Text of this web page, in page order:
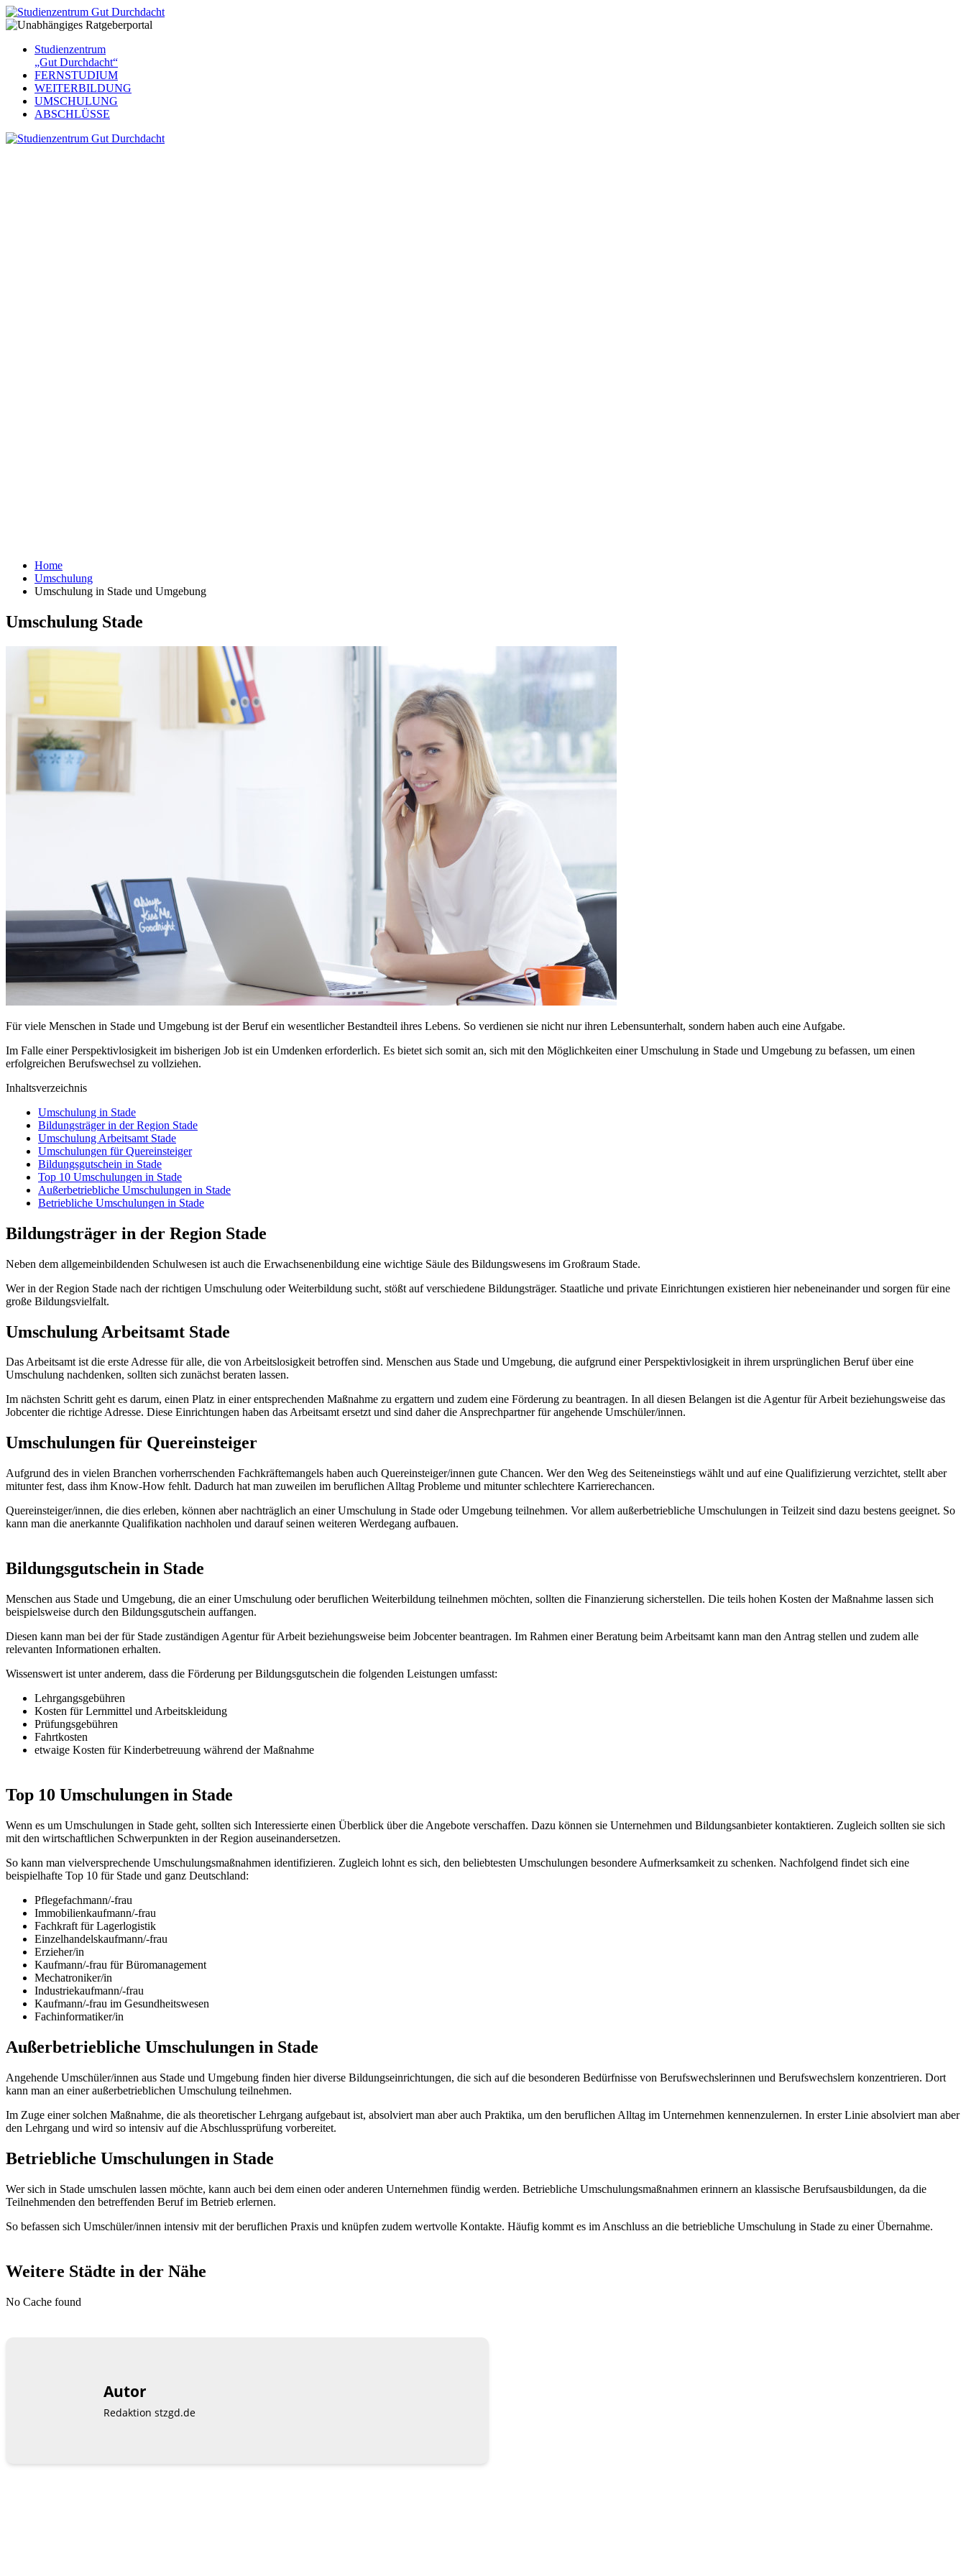
Studienzentrum
„Gut Durchdacht“
FERNSTUDIUM
WEITERBILDUNG
UMSCHULUNG
ABSCHLÜSSE
Home
Umschulung
Umschulung in Stade und Umgebung
Umschulung Stade
Für viele Menschen in Stade und Umgebung ist der Beruf ein wesentlicher Bestandteil ihres Lebens. So verdienen sie nicht nur ihren Lebensunterhalt, sondern haben auch eine Aufgabe.
Im Falle einer Perspektivlosigkeit im bisherigen Job ist ein Umdenken erforderlich. Es bietet sich somit an, sich mit den Möglichkeiten einer Umschulung in Stade und Umgebung zu befassen, um einen
erfolgreichen Berufswechsel zu vollziehen.
Inhaltsverzeichnis
Umschulung in Stade
Bildungsträger in der Region Stade
Umschulung Arbeitsamt Stade
Umschulungen für Quereinsteiger
Bildungsgutschein in Stade
Top 10 Umschulungen in Stade
Außerbetriebliche Umschulungen in Stade
Betriebliche Umschulungen in Stade
Bildungsträger in der Region Stade
Neben dem allgemeinbildenden Schulwesen ist auch die Erwachsenenbildung eine wichtige Säule des Bildungswesens im Großraum Stade.
Wer in der Region Stade nach der richtigen Umschulung oder Weiterbildung sucht, stößt auf verschiedene Bildungsträger. Staatliche und private Einrichtungen existieren hier nebeneinander und sorgen für eine
große Bildungsvielfalt.
Umschulung Arbeitsamt Stade
Das Arbeitsamt ist die erste Adresse für alle, die von Arbeitslosigkeit betroffen sind. Menschen aus Stade und Umgebung, die aufgrund einer Perspektivlosigkeit in ihrem ursprünglichen Beruf über eine
Umschulung nachdenken, sollten sich zunächst beraten lassen.
Im nächsten Schritt geht es darum, einen Platz in einer entsprechenden Maßnahme zu ergattern und zudem eine Förderung zu beantragen. In all diesen Belangen ist die Agentur für Arbeit beziehungsweise das
Jobcenter die richtige Adresse. Diese Einrichtungen haben das Arbeitsamt ersetzt und sind daher die Ansprechpartner für angehende Umschüler/innen.
Umschulungen für Quereinsteiger
Aufgrund des in vielen Branchen vorherrschenden Fachkräftemangels haben auch Quereinsteiger/innen gute Chancen. Wer den Weg des Seiteneinstiegs wählt und auf eine Qualifizierung verzichtet, stellt aber
mitunter fest, dass ihm Know-How fehlt. Dadurch hat man zuweilen im beruflichen Alltag Probleme und mitunter schlechtere Karrierechancen.
Quereinsteiger/innen, die dies erleben, können aber nachträglich an einer Umschulung in Stade oder Umgebung teilnehmen. Vor allem außerbetriebliche Umschulungen in Teilzeit sind dazu bestens geeignet. So
kann man die anerkannte Qualifikation nachholen und darauf seinen weiteren Werdegang aufbauen.
Bildungsgutschein in Stade
Menschen aus Stade und Umgebung, die an einer Umschulung oder beruflichen Weiterbildung teilnehmen möchten, sollten die Finanzierung sicherstellen. Die teils hohen Kosten der Maßnahme lassen sich
beispielsweise durch den Bildungsgutschein auffangen.
Diesen kann man bei der für Stade zuständigen Agentur für Arbeit beziehungsweise beim Jobcenter beantragen. Im Rahmen einer Beratung beim Arbeitsamt kann man den Antrag stellen und zudem alle
relevanten Informationen erhalten.
Wissenswert ist unter anderem, dass die Förderung per Bildungsgutschein die folgenden Leistungen umfasst:
Lehrgangsgebühren
Kosten für Lernmittel und Arbeitskleidung
Prüfungsgebühren
Fahrtkosten
etwaige Kosten für Kinderbetreuung während der Maßnahme
Top 10 Umschulungen in Stade
Wenn es um Umschulungen in Stade geht, sollten sich Interessierte einen Überblick über die Angebote verschaffen. Dazu können sie Unternehmen und Bildungsanbieter kontaktieren. Zugleich sollten sie sich
mit den wirtschaftlichen Schwerpunkten in der Region auseinandersetzen.
So kann man vielversprechende Umschulungsmaßnahmen identifizieren. Zugleich lohnt es sich, den beliebtesten Umschulungen besondere Aufmerksamkeit zu schenken. Nachfolgend findet sich eine
beispielhafte Top 10 für Stade und ganz Deutschland:
Pflegefachmann/-frau
Immobilienkaufmann/-frau
Fachkraft für Lagerlogistik
Einzelhandelskaufmann/-frau
Erzieher/in
Kaufmann/-frau für Büromanagement
Mechatroniker/in
Industriekaufmann/-frau
Kaufmann/-frau im Gesundheitswesen
Fachinformatiker/in
Außerbetriebliche Umschulungen in Stade
Angehende Umschüler/innen aus Stade und Umgebung finden hier diverse Bildungseinrichtungen, die sich auf die besonderen Bedürfnisse von Berufswechslerinnen und Berufswechslern konzentrieren. Dort
kann man an einer außerbetrieblichen Umschulung teilnehmen.
Im Zuge einer solchen Maßnahme, die als theoretischer Lehrgang aufgebaut ist, absolviert man aber auch Praktika, um den beruflichen Alltag im Unternehmen kennenzulernen. In erster Linie absolviert man aber
den Lehrgang und wird so intensiv auf die Abschlussprüfung vorbereitet.
Betriebliche Umschulungen in Stade
Wer sich in Stade umschulen lassen möchte, kann auch bei dem einen oder anderen Unternehmen fündig werden. Betriebliche Umschulungsmaßnahmen erinnern an klassische Berufsausbildungen, da die
Teilnehmenden den betreffenden Beruf im Betrieb erlernen.
So befassen sich Umschüler/innen intensiv mit der beruflichen Praxis und knüpfen zudem wertvolle Kontakte. Häufig kommt es im Anschluss an die betriebliche Umschulung in Stade zu einer Übernahme.
Weitere Städte in der Nähe
No Cache found
Autor
Redaktion stzgd.de